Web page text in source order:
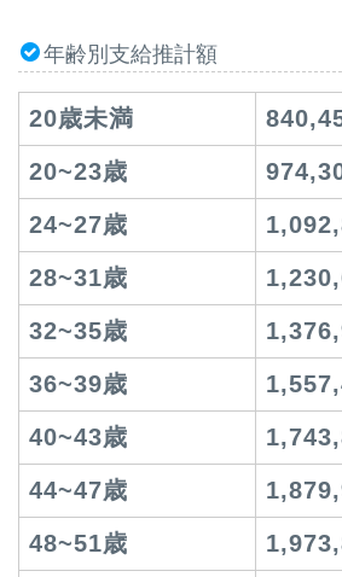
年齢別支給推計額
20歳未満
20~23歳
24~27歳
28~31歳
32~35歳
36~39歳
40~43歳
44~47歳
48~51歳